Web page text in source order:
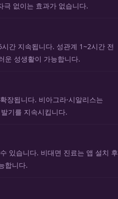
극 없이는 효과가 없습니다.
간 지속됩니다. 성관계 1~2시간 전
운 성생활이 가능합니다.
장됩니다. 비아그라·시알리스는
기를 지속시킵니다.
있습니다. 비대면 진료는 앱 설치 후
합니다.